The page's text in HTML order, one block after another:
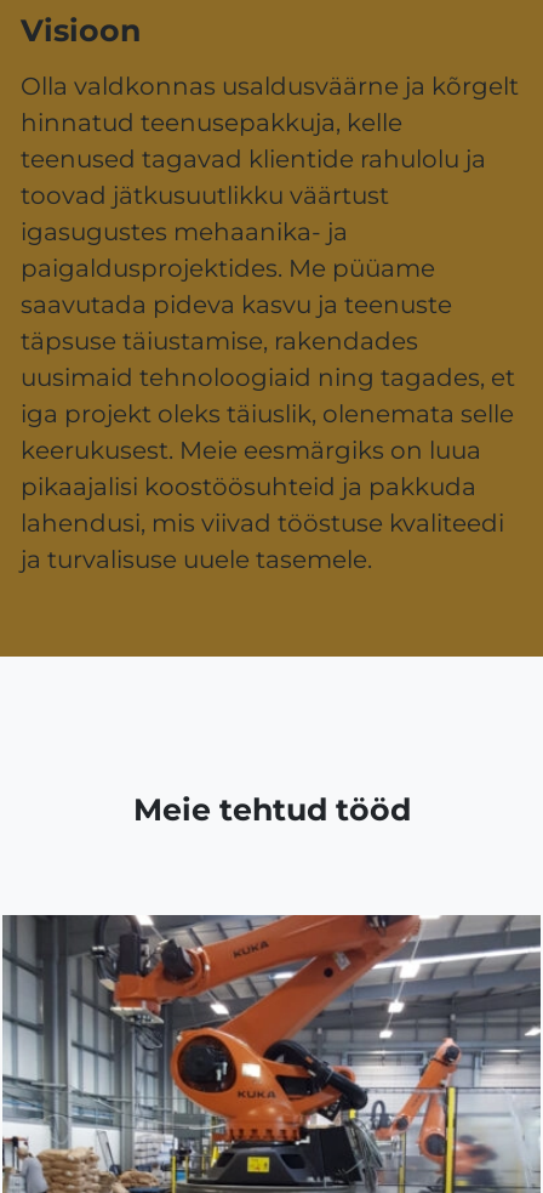
Visioon
Olla valdkonnas usaldusväärne ja kõrgelt
hinnatud teenusepakkuja, kelle
teenused tagavad klientide rahulolu ja
toovad jätkusuutlikku väärtust
igasugustes mehaanika- ja
paigaldusprojektides. Me püüame
saavutada pideva kasvu ja teenuste
täpsuse täiustamise, rakendades
uusimaid tehnoloogiaid ning tagades, et
iga projekt oleks täiuslik, olenemata selle
keerukusest. Meie eesmärgiks on luua
pikaajalisi koostöösuhteid ja pakkuda
lahendusi, mis viivad tööstuse kvaliteedi
ja turvalisuse uuele tasemele.
Meie tehtud tööd